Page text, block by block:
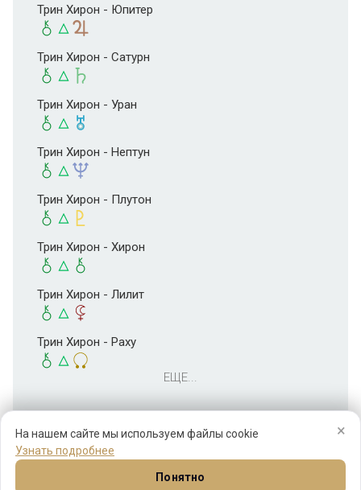
×
На нашем сайте мы используем файлы cookie
Узнать подробнее
Понятно
Трин Хирон - Юпитер
Трин Хирон - Сатурн
Трин Хирон - Уран
Трин Хирон - Нептун
Трин Хирон - Плутон
Трин Хирон - Хирон
Трин Хирон - Лилит
Трин Хирон - Раху
ЕЩЕ...